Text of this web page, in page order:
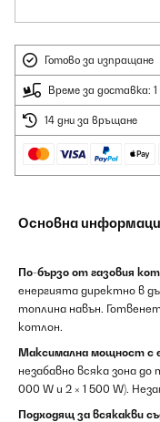
Готово за изпращане
Време за доставка:
14 дни за връщане
Основна
По-бързо от газовия
енергията директно в
топлина навън.
котлон.
Максимална мощност с
незабавно всяка зона
000 W и 2 × 1 500 W).
Подходящ за всякакви